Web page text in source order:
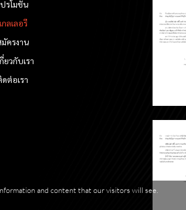
รโมชั่น
ลเลอรี
มัครงาน
ยวกับเรา
ต่อเรา
and content that our visitors will see.